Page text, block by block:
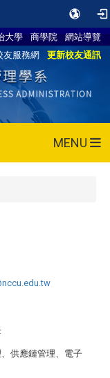
大學 商學院
網站導覽
友服務網
更新校友通訊
MENU
供應鏈管理、電子